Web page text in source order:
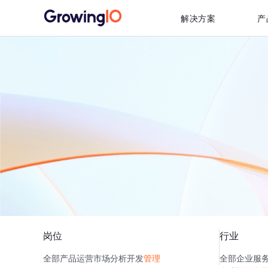
解决方案 产
岗位
全部产品运营市场分析开发管理
行业
全部企业服